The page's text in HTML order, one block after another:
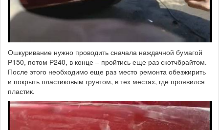
Ошкуривание нужно проводить сначала наждачной бумагой
Р150, потом Р240, в конце – пройтись еще раз скотчбрайтом.
После этого необходимо еще раз место ремонта обезжирить
и покрыть пластиковым грунтом, в тех местах, где проявился
пластик.